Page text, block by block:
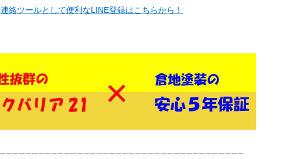
連絡ツールとして便利なLINE登録はこちらから！